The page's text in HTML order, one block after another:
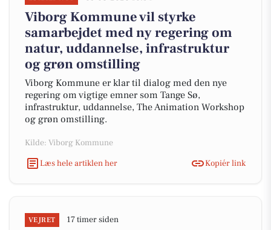
Viborg Kommune vil styrke
samarbejdet med ny regering om
natur, uddannelse, infrastruktur
og grøn omstilling
Viborg Kommune er klar til dialog med den nye
regering om vigtige emner som Tange Sø,
infrastruktur, uddannelse, The Animation Workshop
og grøn omstilling.
Kilde: Viborg Kommune
Læs hele artiklen her
Kopiér link
VEJRET 17 timer siden